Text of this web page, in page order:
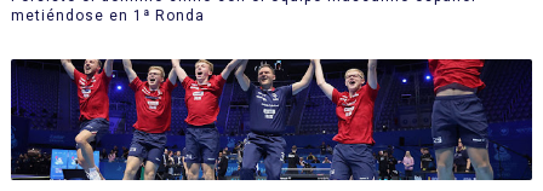
metiéndose en 1ª Ronda